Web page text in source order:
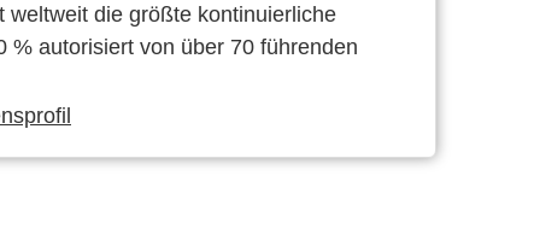
weltweit die größte kontinuierliche
% autorisiert von über 70 führenden